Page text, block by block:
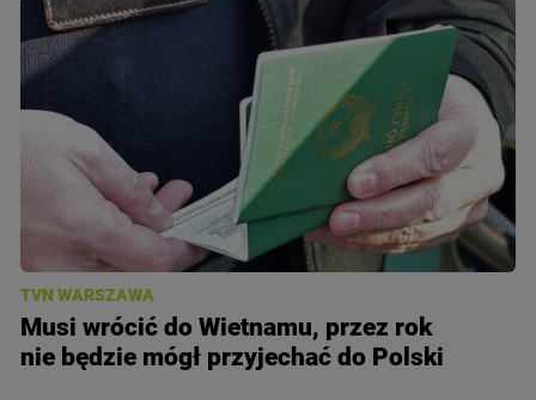
TVN WARSZAWA
Musi wrócić do Wietnamu, przez rok
nie będzie mógł przyjechać do Polski